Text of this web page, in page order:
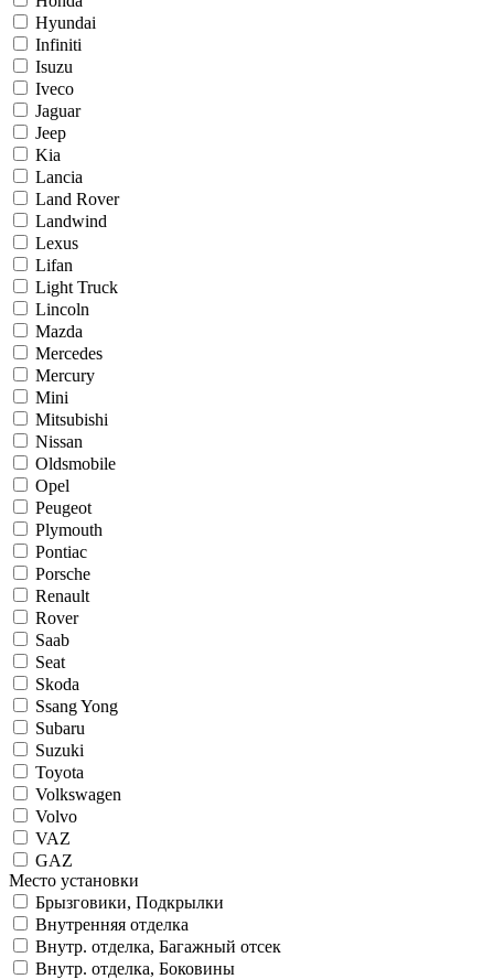
Hyundai
Infiniti
Isuzu
Iveco
Jaguar
Jeep
Kia
Lancia
Land Rover
Landwind
Lexus
Lifan
Light Truck
Lincoln
Mazda
Mercedes
Mercury
Mini
Mitsubishi
Nissan
Oldsmobile
Opel
Peugeot
Plymouth
Pontiac
Porsche
Renault
Rover
Saab
Seat
Skoda
Ssang Yong
Subaru
Suzuki
Toyota
Volkswagen
Volvo
VAZ
GAZ
Место установки
Брызговики, Подкрылки
Внутренняя отделка
Внутр. отделка, Багажный отсек
Внутр. отделка, Боковины